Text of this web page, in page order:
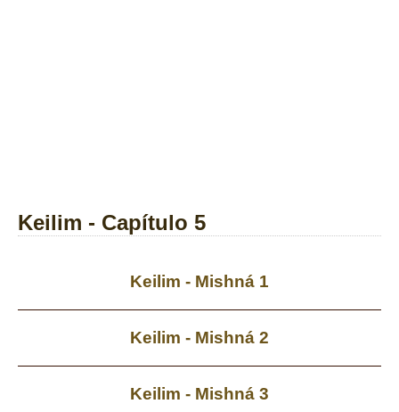
Keilim - Capítulo 5
Keilim - Mishná 1
Keilim - Mishná 2
Keilim - Mishná 3